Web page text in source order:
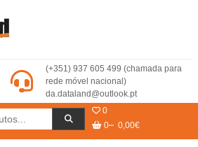
(+351) 937 605 499 (chamada para
rede móvel nacional)
da.dataland@outlook.pt
0
0
0,00€